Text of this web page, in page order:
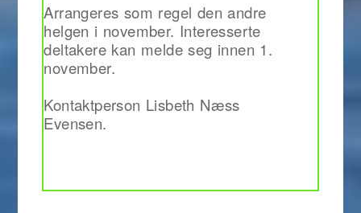
Arrangeres som regel den andre
helgen i november. Interesserte
deltakere kan melde seg innen 1.
november.
Kontaktperson Lisbeth Næss
Evensen.